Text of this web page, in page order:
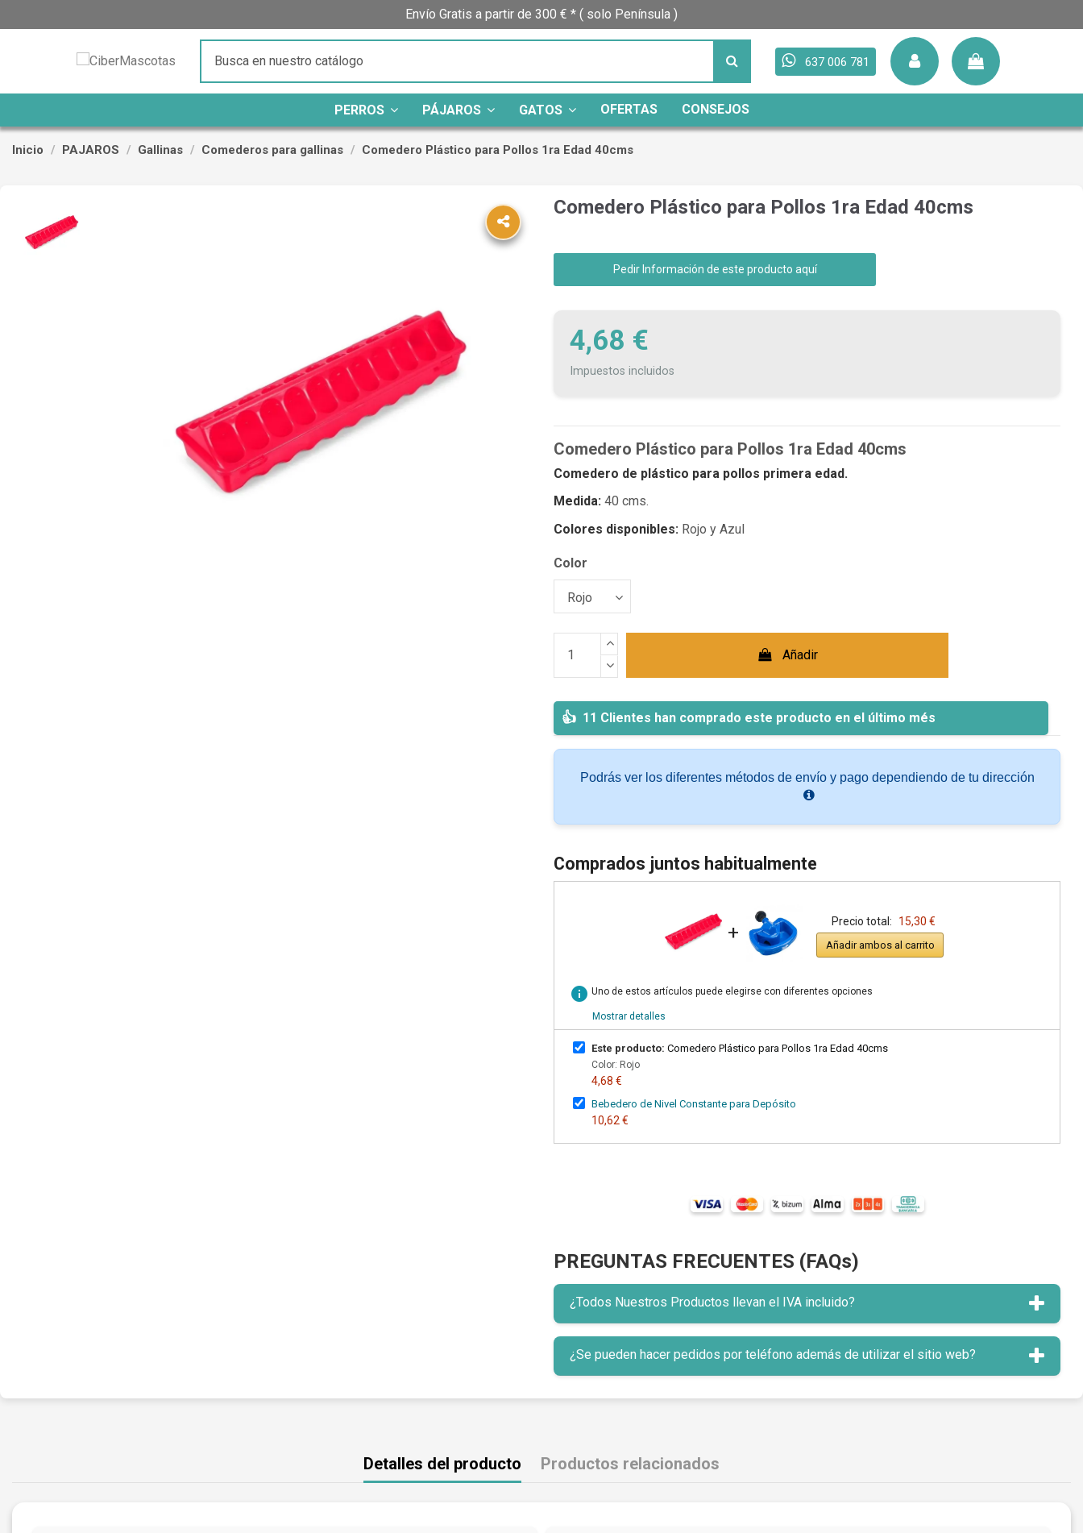
Envío Gratis a partir de 300 € * ( solo Península )
637 006 781
PERROS PÁJAROS GATOS OFERTAS CONSEJOS
Inicio PAJAROS Gallinas Comederos para gallinas Comedero Plástico para Pollos 1ra Edad 40cms
Comedero Plástico para Pollos 1ra Edad 40cms
Pedir Información de este producto aquí
4,68 €
Impuestos incluidos
Comedero Plástico para Pollos 1ra Edad 40cms
Comedero de plástico para pollos primera edad.
Medida: 40 cms.
Colores disponibles: Rojo y Azul
Color
Añadir
11 Clientes han comprado este producto en el último més
Podrás ver los diferentes métodos de envío y pago dependiendo de tu dirección
Comprados juntos habitualmente
+ Precio total: 15,30 €
Añadir ambos al carrito
info Uno de estos artículos puede elegirse con diferentes opciones
Mostrar detalles
Este producto: Comedero Plástico para Pollos 1ra Edad 40cms
Color: Rojo
4,68 €
Bebedero de Nivel Constante para Depósito
10,62 €
PREGUNTAS FRECUENTES (FAQs)
¿Todos Nuestros Productos llevan el IVA incluido?
¿Se pueden hacer pedidos por teléfono además de utilizar el sitio web?
Detalles del producto Productos relacionados